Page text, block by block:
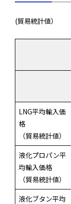
(貿易統計値）
LNG平均輸入価
格
（貿易統計値）
液化プロパン平
均輸入価格
（貿易統計値）
液化ブタン平均